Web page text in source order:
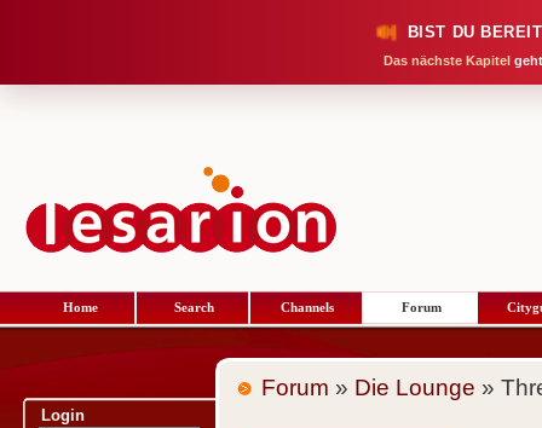
BIST DU
Das nächste Kapitel
Home Search Channels Forum
Login
Forum » Die Lounge »